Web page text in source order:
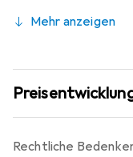
Mehr anzeigen
Rechtliche